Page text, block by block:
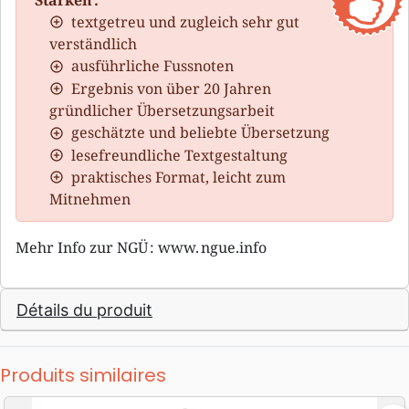
textgetreu und zugleich sehr gut
verständlich
ausführliche Fussnoten
Ergebnis von über 20 Jahren
gründlicher Übersetzungsarbeit
geschätzte und beliebte Übersetzung
lesefreundliche Textgestaltung
praktisches Format, leicht zum
Mitnehmen
Mehr Info zur NGÜ : www. ngue.info
Détails du produit
Produits similaires